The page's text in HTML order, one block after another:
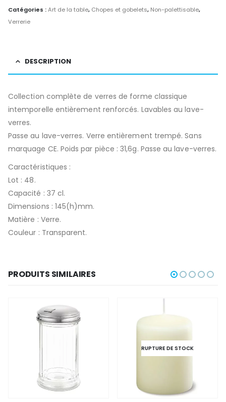
Catégories :Art de la table, Chopes et gobelets, Non-palettisable,
Verrerie
DESCRIPTION
Collection complète de verres de forme classique
intemporelle entièrement renforcés. Lavables au lave-
verres.
Passe au lave-verres. Verre entièrement trempé. Sans
marquage CE. Poids par pièce : 31,6g. Passe au lave-verres.
Caractéristiques :
Lot : 48.
Capacité : 37 cl.
Dimensions : 145(h)mm.
Matière : Verre.
Couleur : Transparent.
PRODUITS SIMILAIRES
RUPTURE DE STOCK